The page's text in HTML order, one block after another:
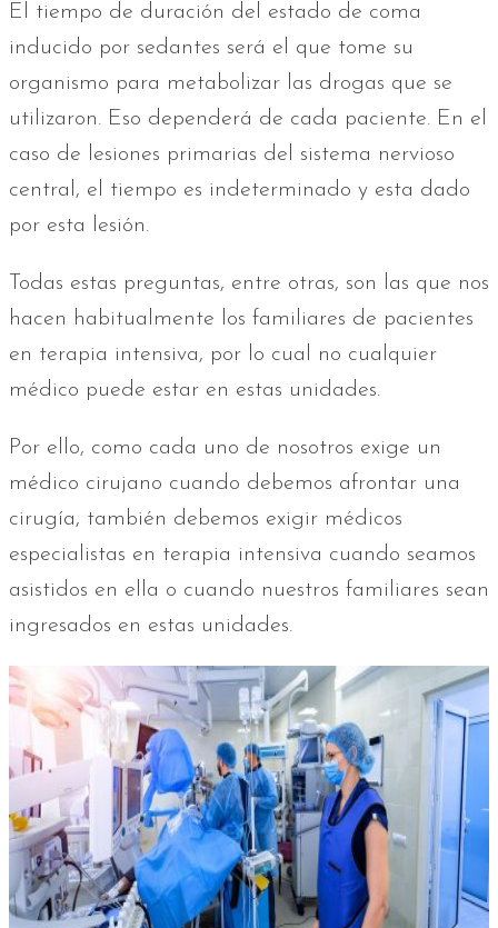
El tiempo de duración del estado de coma
inducido por sedantes será el que tome su
organismo para metabolizar las drogas que se
utilizaron. Eso dependerá de cada paciente. En el
caso de lesiones primarias del sistema nervioso
central, el tiempo es indeterminado y esta dado
por esta lesión.
Todas estas preguntas, entre otras, son las que nos
hacen habitualmente los familiares de pacientes
en terapia intensiva, por lo cual no cualquier
médico puede estar en estas unidades.
Por ello, como cada uno de nosotros exige un
médico cirujano cuando debemos afrontar una
cirugía, también debemos exigir médicos
especialistas en terapia intensiva cuando seamos
asistidos en ella o cuando nuestros familiares sean
ingresados en estas unidades.